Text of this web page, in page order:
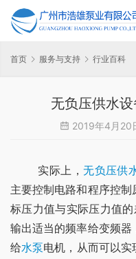
首页 服务与支持 行业百科
无负压供水
2019年4月20
	实际上，
无负压供
主要控制电路和程序控
标压力值与实际压力值
输出适当的频率给变频
给水泵电机，从而可以